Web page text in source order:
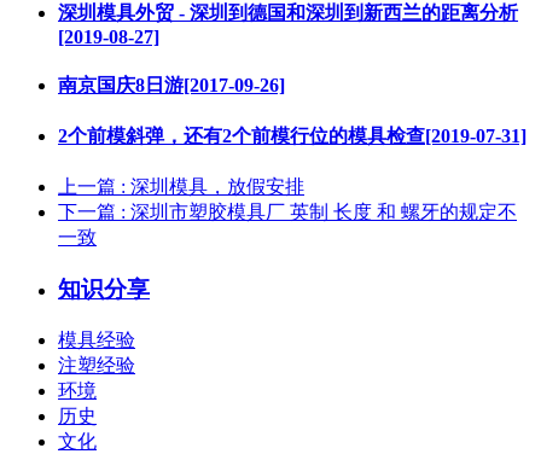
深圳模具外贸 - 深圳到德国和深圳到新西兰的距离分析
[2019-08-27]
南京国庆8日游[2017-09-26]
2个前模斜弹，还有2个前模行位的模具检查[2019-07-31]
上一篇 : 深圳模具，放假安排
下一篇 : 深圳市塑胶模具厂 英制 长度 和 螺牙的规定不
一致
知识分享
模具经验
注塑经验
环境
历史
文化